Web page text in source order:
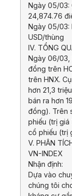
Ngày 05/03:
24,874.76
Ngày 05/03:
USD/thùng
IV. TỔNG
Ngày 06/03,
đồng trên
trên HNX.
hơn 21,3
bán ra hơn
đồng). Trên
phiếu (trị
cổ phiếu (trị
V. PHÂN
VN-INDEX
Nhận định:
Dựa vào
chúng tôi